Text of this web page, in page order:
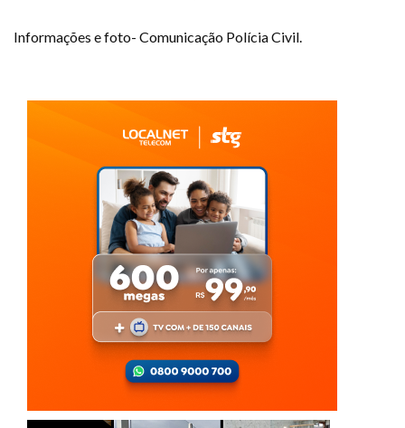
Informações e foto- Comunicação Polícia Civil.